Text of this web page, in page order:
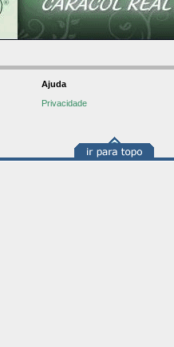
Ajuda
Privacidade